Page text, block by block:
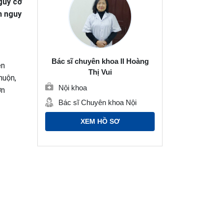
nguy
Bác sĩ chuyên khoa II Hoàng
Thị Vui
Nội khoa
Bác sĩ Chuyên khoa Nội
XEM HỒ SƠ